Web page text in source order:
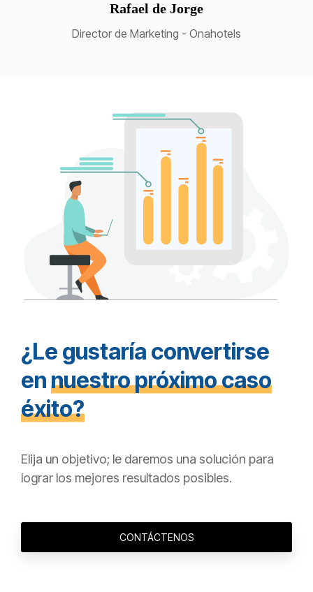
Rafael de Jorge
Director de Marketing - Onahotels
¿Le gustaría convertirse
ennuestro próximo caso
éxito?
Elija un objetivo; le daremos una solución para
lograr los mejores resultados posibles.
CONTÁCTENOS